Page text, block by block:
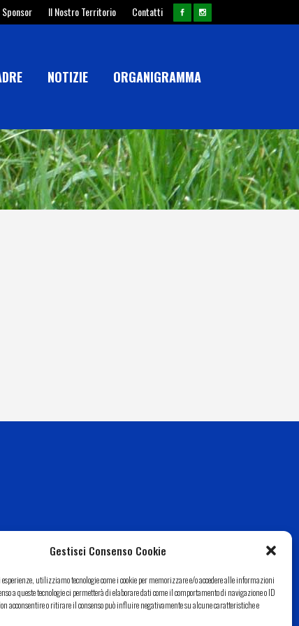
Gestisci Consenso Cookie
utilizziamo tecnologie come i cookie per memorizzare e/o accedere alle informazioni
a queste tecnologie ci permetterà di elaborare dati come il comportamento di navigazione o ID
acconsentire o ritirare il consenso può influire negativamente su alcune caratteristiche e
Il Nostro Territorio Contatti
NOTIZIE ORGANIGRAMMA